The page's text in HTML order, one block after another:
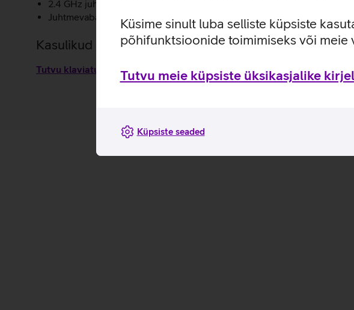
Küsime sinult luba selliste küpsiste
põhifunktsioonide toimimiseks või meie
Tutvu meie küpsiste üksikasjalike
Küpsiste seaded
2.4 GHz juhtmevaba ühendus tagab stabiilse ja viivituseta
Juhtmevabal hiirel on võimalik valida täpsust kolmes ulatuses: 800,
Kasulikud lingid
Tutvu klaviatuurikomplekti Asus CW100 omaduste ja kasutusviisidega